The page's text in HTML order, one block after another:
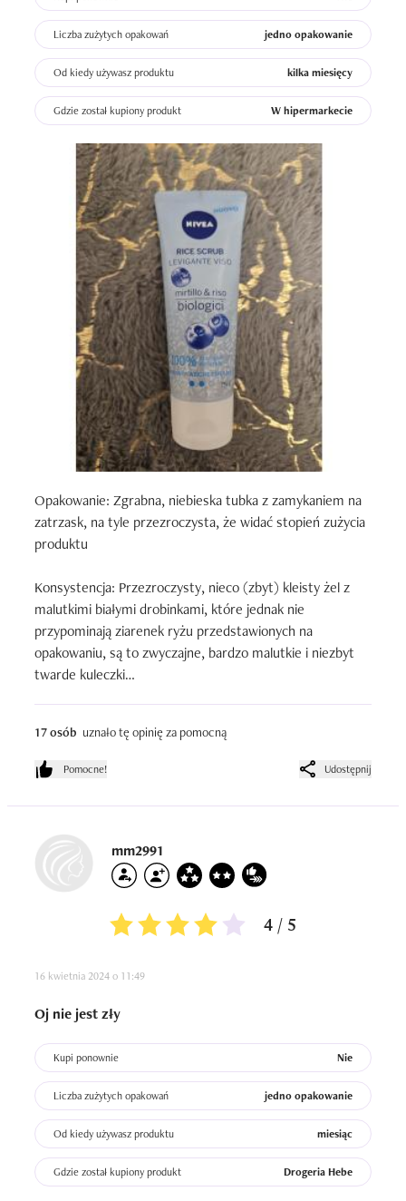
Liczba zużytych opakowań jedno opakowanie
Od kiedy używasz produktu kilka miesięcy
Gdzie został kupiony produkt W hipermarkecie
Opakowanie: Zgrabna, niebieska tubka z zamykaniem na
zatrzask, na tyle przezroczysta, że widać stopień zużycia
produktu
Konsystencja: Przezroczysty, nieco (zbyt) kleisty żel z
malutkimi białymi drobinkami, które jednak nie
przypominają ziarenek ryżu przedstawionych na
opakowaniu, są to zwyczajne, bardzo malutkie i niezbyt
twarde kuleczki
Zapach: Owocowy, średnio intensywny, faktycznie w
jakimś stopniu może przypominać zapach borówek
żadnym stopniu nie złuszcza martwego naskórka, więc w
swoim docelowym działaniu jest po prostu bezużyteczny,
spokojnie można go używać codziennie jako żel do mycia
twarzy, bo jedynie w takiej roli jako tako się sprawdza
obietnicami producenta, lecz zawiodłam się. Produkt jest
wydajny, lecz kompletnie nie sprawdza się w swoim
podstawowym działaniu. Nie złuszcza martwego
naskórka, a jedynie w jakimś stopniu oczyszcza skórę,
więc można go awaryjnie stosować jako żel do mycia
twarzy. Jednak do roli peelingu konieczne jest użycie
innego produktu.
17 osób uznało tę opinię za pomocną
Pomocne! Udostępnij
mm2991
4 / 5
16 kwietnia 2024 o 11:49
Oj nie jest zły
Kupi ponownie Nie
Liczba zużytych opakowań jedno opakowanie
Od kiedy używasz produktu miesiąc
Gdzie został kupiony produkt Drogeria Hebe